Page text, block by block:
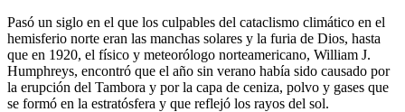
Pasó un siglo en el que los culpables del cataclismo climático en el
hemisferio norte eran las manchas solares y la furia de Dios, hasta
que en 1920, el físico y meteorólogo norteamericano, William J.
Humphreys, encontró que el año sin verano había sido causado por
la erupción del Tambora y por la capa de ceniza, polvo y gases que
se formó en la estratósfera y que reflejó los rayos del sol.